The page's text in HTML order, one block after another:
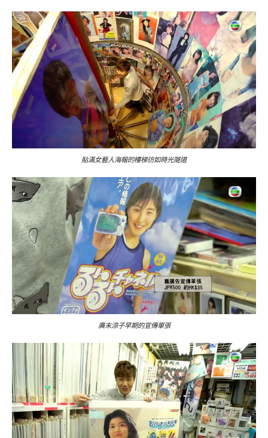
貼滿女藝人海報的樓梯彷如時光隧道
廣末涼子早期的宣傳單張